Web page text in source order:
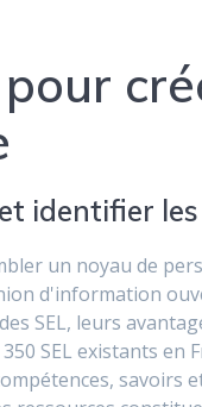
identifier
un noyau de
d'information
SEL, leurs
SEL existants
savoirs